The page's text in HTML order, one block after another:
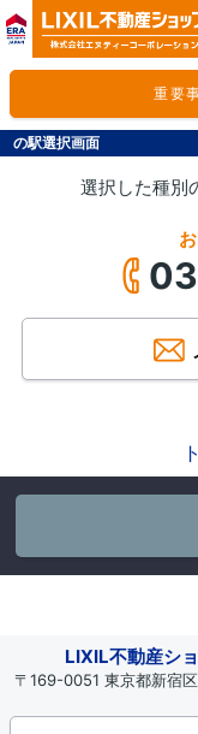
重要
の駅選択画面
選択した種別
LIXIL不動産シ
〒169-0051 東京都新宿